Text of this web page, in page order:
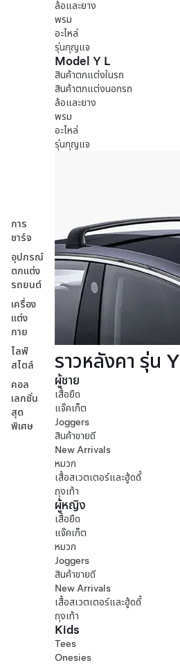
การ
ชาร์จ
อุปกรณ์
ตกแต่ง
รถยนต์
เครื่อง
แต่ง
กาย
ไลฟ์
สไตล์
คอล
เลกชั่น
สุด
พิเศษ
ล้อและยาง
พรม
อะไหล่
รุ่นกุญแจ
Model Y L
สินค้าตกแต่งในรถ
สินค้าตกแต่งนอกรถ
ล้อและยาง
พรม
อะไหล่
รุ่นกุญแจ
ราวหลังคา รุ่น Y
ผู้ชาย
เสื้อยืด
แจ๊คเก็ต
Joggers
สินค้าขายดี
New Arrivals
หมวก
เสื้อสเวตเตอร์และฮู้ดดี้
ถุงเท้า
ผู้หญิง
เสื้อยืด
แจ๊คเก็ต
หมวก
Joggers
สินค้าขายดี
New Arrivals
เสื้อสเวตเตอร์และฮู้ดดี้
ถุงเท้า
Kids
Tees
Onesies